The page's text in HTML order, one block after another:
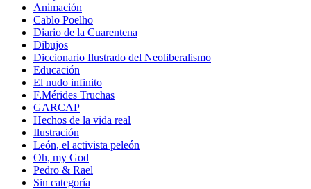
Animación
Cablo Poelho
Diario de la Cuarentena
Dibujos
Diccionario Ilustrado del Neoliberalismo
Educación
El nudo infinito
F.Mérides Truchas
GARCAP
Hechos de la vida real
Ilustración
León, el activista peleón
Oh, my God
Pedro & Rael
Sin categoría